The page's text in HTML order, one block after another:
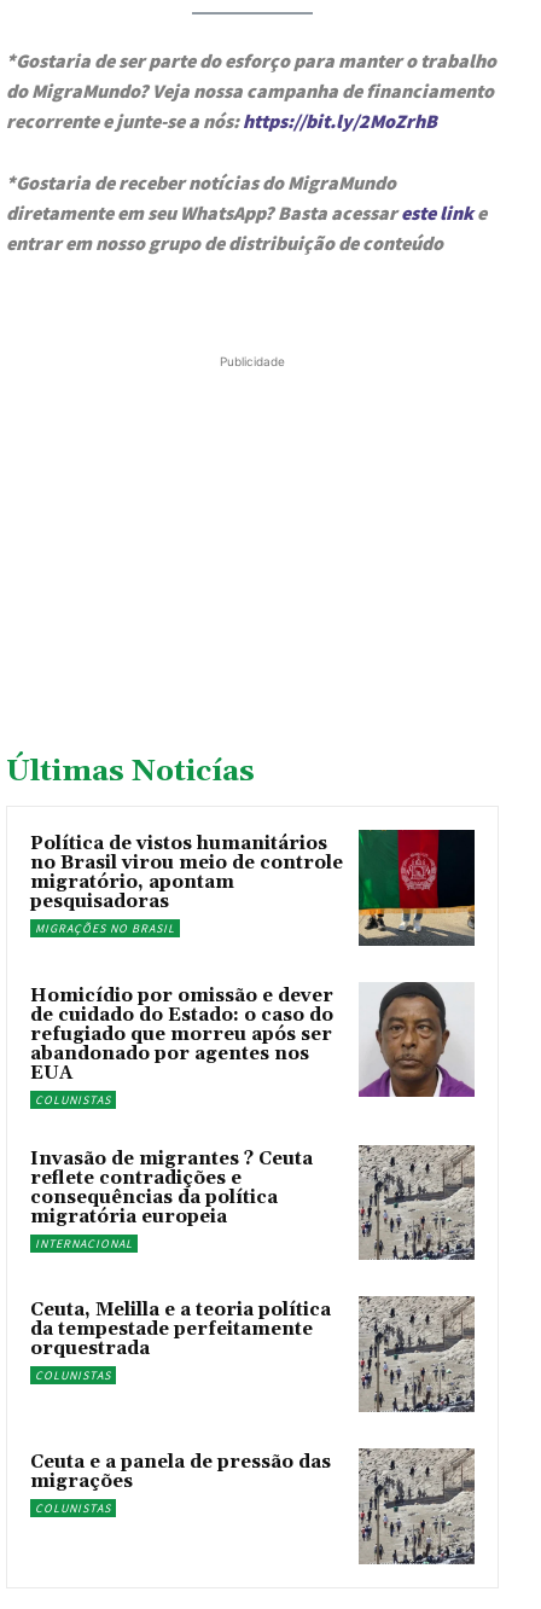
*Gostaria de ser parte do esforço para manter o trabalho
do MigraMundo? Veja nossa campanha de financiamento
recorrente e junte-se a nós:https://bit.ly/2MoZrhB
*Gostaria de receber notícias do MigraMundo
diretamente em seu WhatsApp? Basta acessareste linke
entrar em nosso grupo de distribuição de conteúdo
Publicidade
Últimas Noticías
Política de vistos humanitários
no Brasil virou meio de controle
migratório, apontam
pesquisadoras
MIGRAÇÕES NO BRASIL
Homicídio por omissão e dever
de cuidado do Estado: o caso do
refugiado que morreu após ser
abandonado por agentes nos
EUA
COLUNISTAS
Invasão de migrantes ? Ceuta
reflete contradições e
consequências da política
migratória europeia
INTERNACIONAL
Ceuta, Melilla e a teoria política
da tempestade perfeitamente
orquestrada
COLUNISTAS
Ceuta e a panela de pressão das
migrações
COLUNISTAS